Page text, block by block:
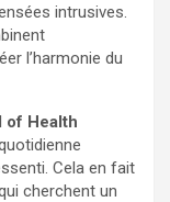
intrusives.
l’harmonie du
of Health
Cela en fait
cherchent un